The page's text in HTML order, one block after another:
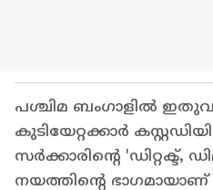
പശ്ചിമ ബംഗാളിൽ
കുടിയേറ്റക്കാർ
സർക്കാരിൻ്റെ 'ഡിറ്റക്ട്,
നയത്തിൻ്റെ ഭാഗമായാണ്